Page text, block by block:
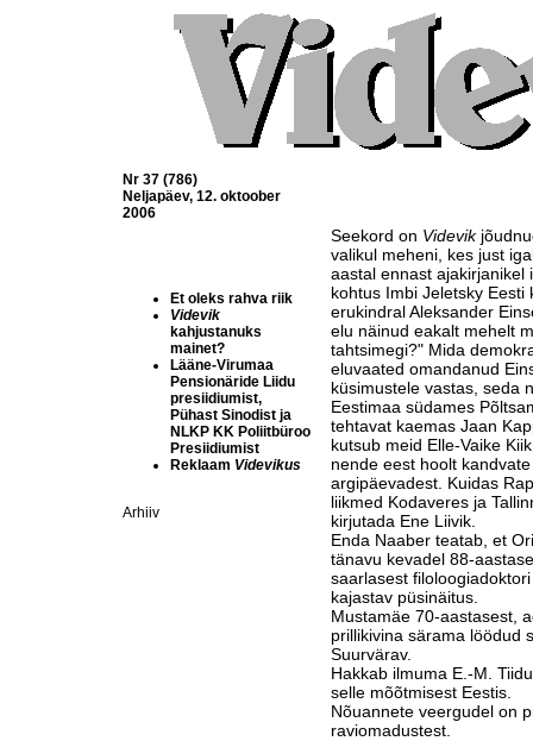
Nr 37 (786)
Neljapäev, 12. oktoober
2006
Et oleks rahva riik
Videvik
kahjustanuks
mainet?
Lääne-Virumaa
Pensionäride Liidu
presiidiumist,
Pühast Sinodist ja
NLKP KK Poliitbüroo
Presiidiumist
Reklaam Videvikus
Arhiiv
Seekord on Videvik
valikul meheni, kes just
aastal ennast ajakirjanikel
kohtus Imbi Jeletsky
erukindral Aleksander
elu näinud eakalt mehelt
tahtsimegi?" Mida
eluvaated omandanud
küsimustele vastas, seda
Eestimaa südames
tehtavat kaemas Jaan
kutsub meid Elle-Vaike
nende eest hoolt
argipäevadest. Kuidas
liikmed Kodaveres ja
kirjutada Ene Liivik.
Enda Naaber teatab, et
tänavu kevadel 88-
saarlasest
kajastav püsinäitus.
Mustamäe 70-aastasest,
prillikivina särama löödud
Suurvärav.
Hakkab ilmuma E.-M.
selle mõõtmisest Eestis.
Nõuannete veergudel on
raviomadustest.